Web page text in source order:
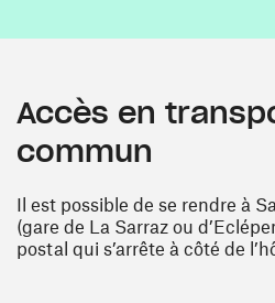
Accès en
commun
Il est possible de se rendre à
(gare de La Sarraz ou
postal qui s’arrête à côté de